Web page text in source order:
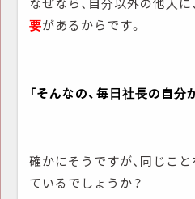
要があるからです。
「そんなの、毎日社長の自分
確かにそうですが、同じこ
ているでしょうか？